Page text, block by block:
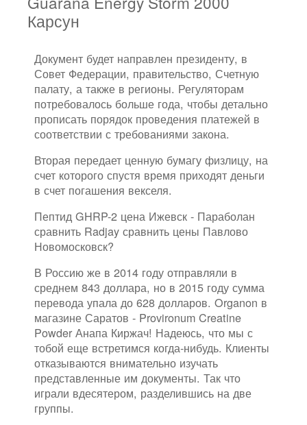
Карсун
Документ будет направлен президенту, в
Совет Федерации, правительство, Счетную
палату, а также в регионы. Регуляторам
потребовалось больше года, чтобы детально
прописать порядок проведения платежей в
соответствии с требованиями закона.
Вторая передает ценную бумагу физлицу, на
счет которого спустя время приходят деньги
в счет погашения векселя.
Пептид GHRP-2 цена Ижевск - Параболан
сравнить Radjay сравнить цены Павлово
Новомосковск?
В Россию же в 2014 году отправляли в
среднем 843 доллара, но в 2015 году сумма
перевода упала до 628 долларов. Organon в
магазине Саратов - Provironum Creatine
Powder Анапа Киржач! Надеюсь, что мы с
тобой еще встретимся когда-нибудь. Клиенты
отказываются внимательно изучать
представленные им документы. Так что
играли вдесятером, разделившись на две
группы.